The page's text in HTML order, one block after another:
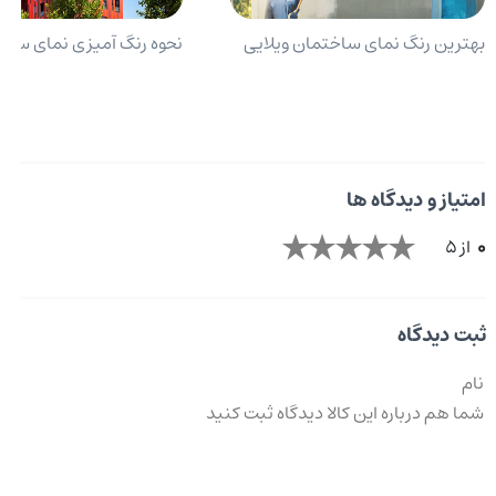
بهترین رنگ نمای ساختمان ویلایی نحوه رنگ آمیزی نمای
امتیاز و دیدگاه ها
0 از 5
ثبت دیدگاه